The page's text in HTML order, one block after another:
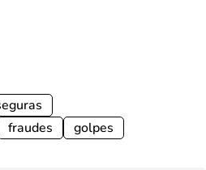
fraudes golpes